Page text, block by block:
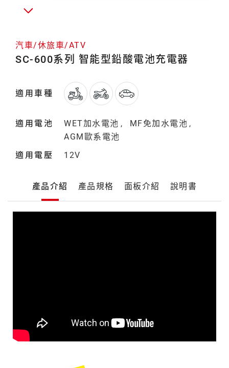
汽車/休旅車/ATV
SC-600系列 智能型鉛酸電池充電器
適用車種
適用電池 WET加水電池
MF免加水電池
AGM歐系電池
適用電壓
12V
詳
細
產品介紹 產品規格 面板介紹 說明書